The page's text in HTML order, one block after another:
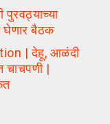
घेणार बैठक
| देहू, आळंदी
चाचपणी |